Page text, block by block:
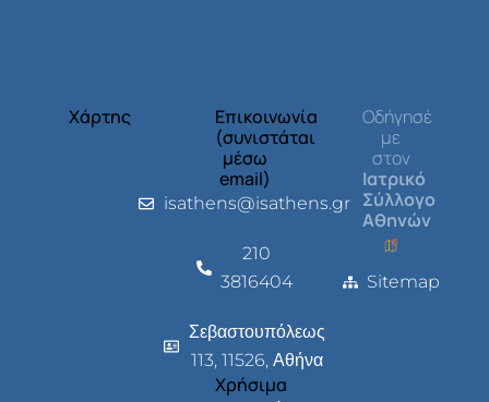
Χάρτης
Επικοινωνία
(συνιστάται
μέσω
email)
isathens@isathens.gr
210
3816404
Σεβαστουπόλεως
113, 11526, Αθήνα
Χρήσιμα
Οδήγησέ
με
στον
Ιατρικό
Σύλλογο
Αθηνών
Sitemap